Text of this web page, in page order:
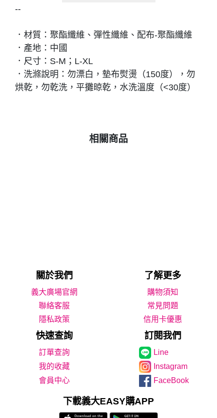
--
．材質：聚酯纖維、彈性纖維、配布-聚酯纖維
．產地：中國
．尺寸：S-M；L-XL
．洗滌說明：勿漂白，墊布熨燙（150度），勿
烘乾，勿乾洗，平攤晾乾，水洗溫度（<30度）
相關商品
關於我們 了解更多
義大廣場官網
購物須知
聯絡客服
常見問題
隱私政策
信用卡優惠
快速查詢 訂閱我們
Line
我的收藏
Instagram
會員中心
FaceBook
下載義大EASY購APP